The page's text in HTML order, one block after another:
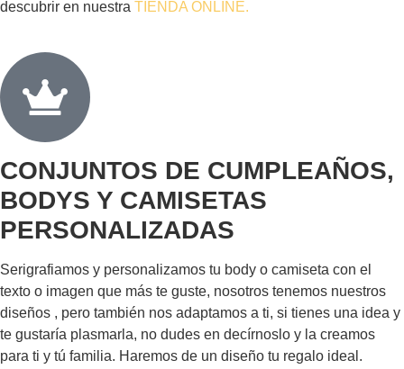
descubrir en nuestra TIENDA ONLINE.
CONJUNTOS DE CUMPLEAÑOS,
BODYS Y CAMISETAS
PERSONALIZADAS
Serigrafiamos y personalizamos tu body o camiseta con el
texto o imagen que más te guste, nosotros tenemos nuestros
diseños , pero también nos adaptamos a ti, si tienes una idea y
te gustaría plasmarla, no dudes en decírnoslo y la creamos
para ti y tú familia. Haremos de un diseño tu regalo ideal.